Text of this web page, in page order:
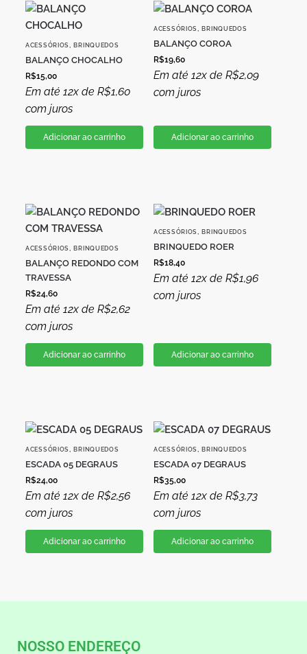
ACESSÓRIOS ,BRINQUEDOS
BALANÇO CHOCALHO
R$15,00
Em até 12x de R$1,60
com juros
Adicionar ao carrinho
ACESSÓRIOS ,BRINQUEDOS
BALANÇO COROA
R$19,60
Em até 12x de R$2,09
com juros
Adicionar ao carrinho
ACESSÓRIOS ,BRINQUEDOS
BALANÇO REDONDO COM
TRAVESSA
R$24,60
Em até 12x de R$2,62
com juros
Adicionar ao carrinho
ACESSÓRIOS ,BRINQUEDOS
BRINQUEDO ROER
R$18,40
Em até 12x de R$1,96
com juros
Adicionar ao carrinho
ACESSÓRIOS ,BRINQUEDOS
ESCADA 05 DEGRAUS
R$24,00
Em até 12x de R$2,56
com juros
Adicionar ao carrinho
ACESSÓRIOS ,BRINQUEDOS
ESCADA 07 DEGRAUS
R$35,00
Em até 12x de R$3,73
com juros
Adicionar ao carrinho
NOSSO ENDEREÇO